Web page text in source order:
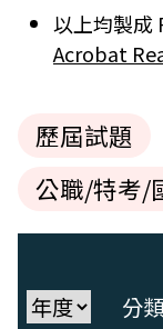
以上均製成
Acrobat
歷屆試題
公職/特考/
分類